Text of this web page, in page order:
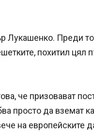
Лукашенко. Преди
похитил цял
че призовават
просто да вземат
на европейските